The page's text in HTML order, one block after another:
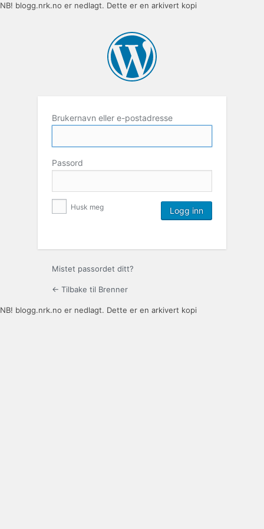
NB! blogg.nrk.no er nedlagt. Dette er en arkivert kopi
Brukernavn eller e-postadresse
Passord
Husk meg
Mistet passordet ditt?
← Tilbake til Brenner
NB! blogg.nrk.no er nedlagt. Dette er en arkivert kopi